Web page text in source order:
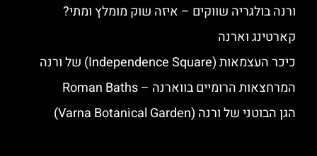
ורנה בולגריה שווקים – איזה שוק מומלץ ומתי?
קארטינג וארנה
כיכר העצמאות (Independence Square) של ורנה
המרחצאות הרומיים בווארנה – Roman Baths
הגן הבוטני של ורנה (Varna Botanical Garden)